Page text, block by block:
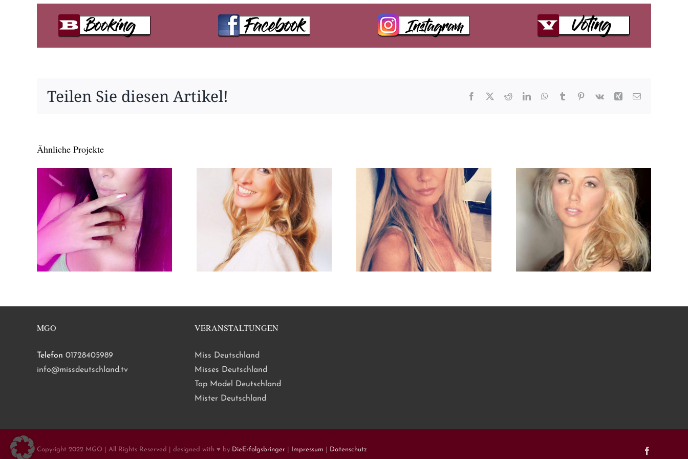
Teilen Sie diesen Artikel! Facebook RedditLinkedInWhatsApp
Tumblr Pinterest
Vk Xing E-
Ähnliche Projekte
MGO
Telefon 01728405989
info@missdeutschland.tv
VERANSTALTUNGEN
Miss Deutschland
Misses Deutschland
Top Model Deutschland
Mister Deutschland
Copyright 2022 MGO | All Rights Reserved | designed with ♥ by DieErfolgsbringer Impressum Datenschutz